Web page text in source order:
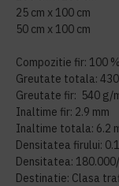
25 cm x 100 cm
50 cm x 100 cm
Compozitie fir: 100
Greutate totala:
Greutate fir: 540 g/
Inaltime fir: 2.9 mm
Inaltime totala: 6.2
Densitatea firului:
Densitatea:
Destinatie: Clasa